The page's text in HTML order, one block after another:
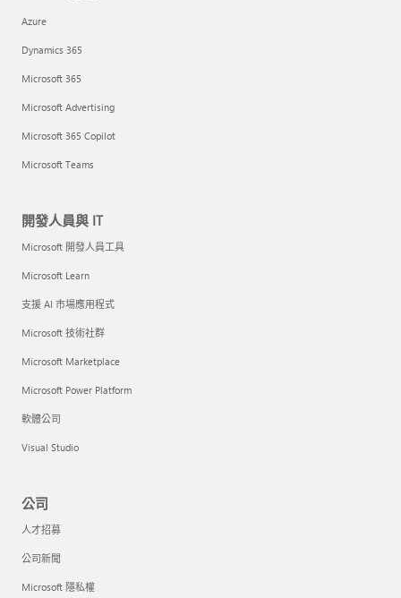
Azure
Dynamics 365
Microsoft 365
Microsoft Advertising
Microsoft 365 Copilot
Microsoft Teams
開發人員與 IT
Microsoft 開發人員工具
Microsoft Learn
支援 AI 市場應用程式
Microsoft 技術社群
Microsoft Marketplace
Microsoft Power Platform
軟體公司
Visual Studio
公司
人才招募
公司新聞
Microsoft 隱私權